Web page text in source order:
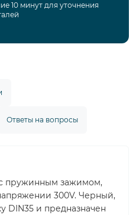
10 минут для уточнения
Ответы на вопросы
с пружинным зажимом,
300V. Черный,
DIN35 и предназначен